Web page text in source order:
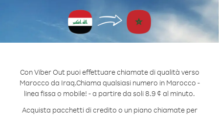
Con Viber Out puoi effettuare chiamate di qualità verso
Marocco da Iraq.Chiama qualsiasi numero in Marocco -
linea fissa o mobile! - a partire da soli 8.9 ¢ al minuto.
Acquista pacchetti di credito o un piano chiamate per